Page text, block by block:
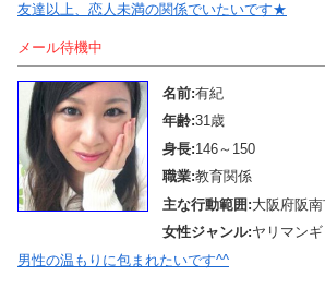
友達以上、恋人未満の関係でいたいです★
メール待機中
名前:有紀
年齢:31歳
身長:146～150
職業:教育関係
主な行動範囲:大阪府阪
女性ジャンル:ヤリマン
男性の温もりに包まれたいです^^